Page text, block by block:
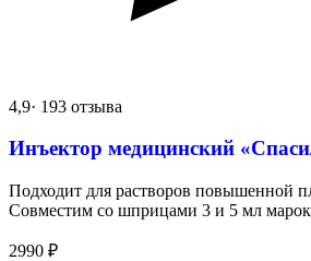
4,9· 193 отзыва
Инъектор медицинский
Подходит для растворов повышенной
Совместим со шприцами 3 и 5 мл
2990 ₽